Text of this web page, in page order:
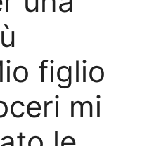
figlio
mi